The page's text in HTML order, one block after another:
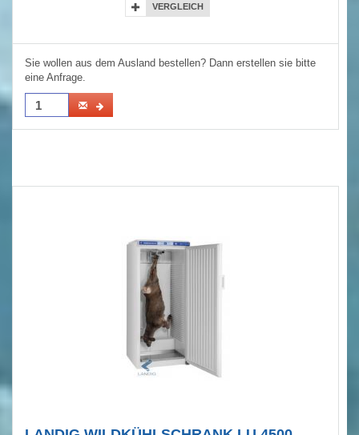
VERGLEICH
Sie wollen aus dem Ausland bestellen? Dann erstellen sie bitte
eine Anfrage.